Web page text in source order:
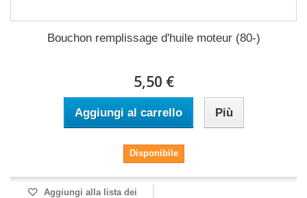
Bouchon remplissage d'huile moteur (80-)
5,50 €
Aggiungi al carrello Più
Disponibile
Aggiungi alla lista dei